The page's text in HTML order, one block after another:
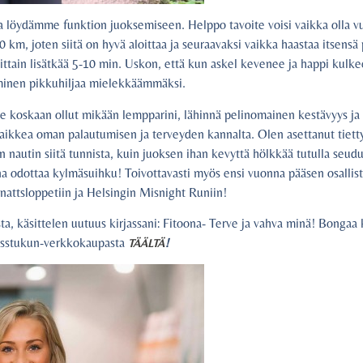
löydämme funktion juoksemiseen. Helppo tavoite voisi vaikka olla
joten siitä on hyvä aloittaa ja seuraavaksi vaikka haastaa
lisätkää 5-10 min. Uskon, että kun askel kevenee ja happi
pikkuhiljaa mielekkäämmäksi.
koskaan ollut mikään lempparini, lähinnä pelinomainen kestävyys
oman palautumisen ja terveyden kannalta. Olen asettanut
siitä tunnista, kuin juoksen ihan kevyttä hölkkää tutulla
kylmäsuihku! Toivottavasti myös ensi vuonna pääsen
ja Helsingin Misnight Runiin!
käsittelen uutuus kirjassani: Fitoona- Terve ja vahva minä! Bongaa
verkkokaupasta TÄÄLTÄ!